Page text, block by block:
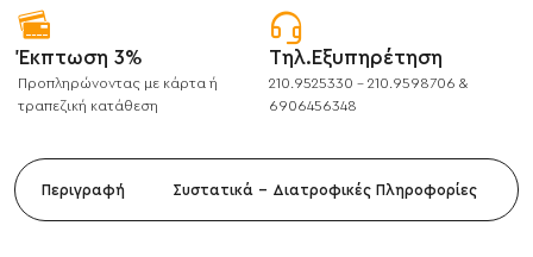
Έκπτωση 3%
Προπληρώνοντας με κάρτα ή
τραπεζική κατάθεση
Τηλ.Εξυπηρέτηση
210.9525330 - 210.9598706 &
6906456348
Περιγραφή Συστατικά - Διατροφικές Πληροφορίες